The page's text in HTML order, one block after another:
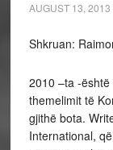
AUGUST 13, 2013
Shkruan:
2010 –ta -
themelimit të
gjithë bota.
International,